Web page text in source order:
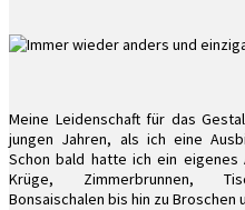
Meine Leidenschaft für das
jungen Jahren, als ich eine
Schon bald hatte ich ein eigenes
Krüge, Zimmerbrunnen,
Bonsaischalen bis hin zu Broschen